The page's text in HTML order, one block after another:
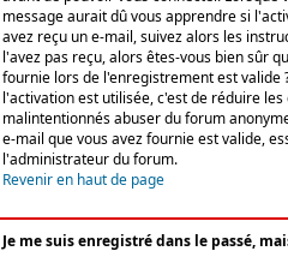
message aurait dû vous apprendre si
avez reçu un e-mail, suivez alors les
l'avez pas reçu, alors êtes-vous bien sûr
fournie lors de l'enregistrement est valide
l'activation est utilisée, c'est de réduire
malintentionnés abuser du forum
e-mail que vous avez fournie est valide,
l'administrateur du forum.
Revenir en haut de page
Je me suis enregistré dans le passé,